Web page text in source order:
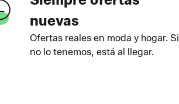
nuevas
Ofertas reales en moda y hogar. Si
no lo tenemos, está al llegar.